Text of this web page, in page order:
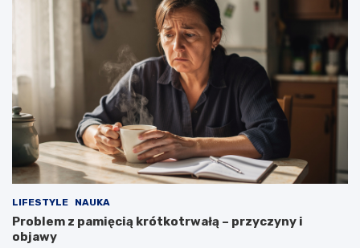
LIFESTYLE NAUKA
Problem z pamięcią krótkotrwałą – przyczyny i
objawy